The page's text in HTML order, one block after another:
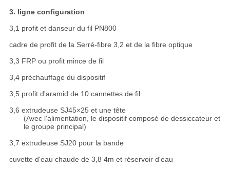
3. ligne configuration
3,1 profit et danseur du fil PN800
cadre de profit de la Serré-fibre 3,2 et de la fibre optique
3,3 FRP ou profit mince de fil
3,4 préchauffage du dispositif
3,5 profit d'aramid de 10 cannettes de fil
3,6 extrudeuse SJ45×25 et une tête
(Avec l'alimentation, le dispositif composé de dessiccateur et
le groupe principal)
3,7 extrudeuse SJ20 pour la bande
cuvette d'eau chaude de 3,8 4m et réservoir d'eau